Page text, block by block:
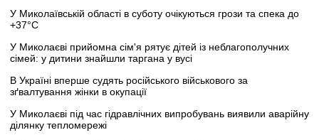
У Миколаївській області в суботу очікуються грози та спека до
+37°C
У Миколаєві прийомна сім'я рятує дітей із неблагополучних
сімей: у дитини знайшли таргана у вусі
В Україні вперше судять російського військового за
зґвалтування жінки в окупації
У Миколаєві під час гідравлічних випробувань виявили аварійну
ділянку тепломережі